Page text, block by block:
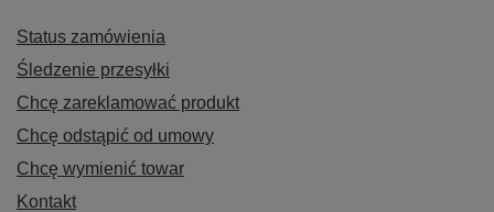
Status zamówienia
Śledzenie przesyłki
Chcę zareklamować produkt
Chcę odstąpić od umowy
Chcę wymienić towar
Kontakt